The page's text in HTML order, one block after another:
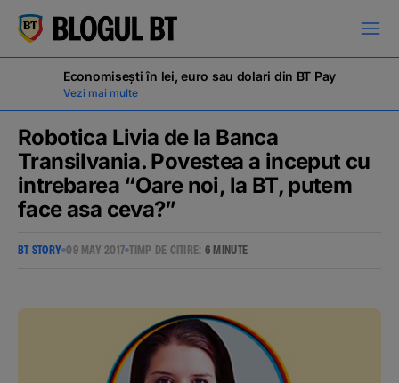
кириллица
Campanii
Educație financiară
Economisești în lei, euro sau dolari din BT Pay
Vezi mai multe
Robotica Livia de la Banca
Transilvania. Povestea a inceput cu
intrebarea “Oare noi, la BT, putem
face asa ceva?”
BT STORY 09 MAY 2017 TIMP DE CITIRE: 6 MINUTE